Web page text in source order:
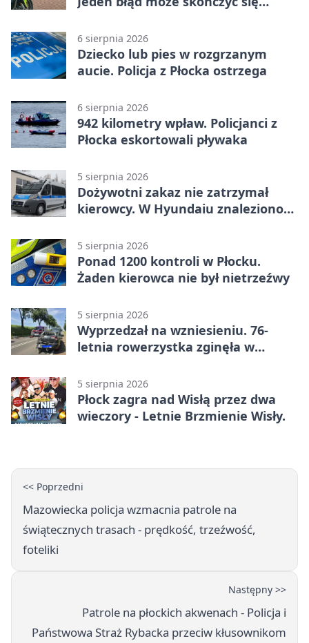
6 sierpnia 2026
Dziecko lub pies w rozgrzanym
aucie. Policja z Płocka ostrzega
6 sierpnia 2026
942 kilometry wpław. Policjanci z
Płocka eskortowali pływaka
5 sierpnia 2026
Dożywotni zakaz nie zatrzymał
kierowcy. W Hyundaiu znaleziono
5 sierpnia 2026
Ponad 1200 kontroli w Płocku.
Żaden kierowca nie był nietrzeźwy
5 sierpnia 2026
Wyprzedzał na wzniesieniu. 76-
letnia rowerzystka zginęła w
5 sierpnia 2026
Płock zagra nad Wisłą przez dwa
wieczory - Letnie Brzmienie Wisły.
<< Poprzedni
Mazowiecka policja wzmacnia patrole na
świątecznych trasach - prędkość, trzeźwość,
foteliki
Następny >>
Patrole na płockich akwenach - Policja i
Państwowa Straż Rybacka przeciw kłusownikom